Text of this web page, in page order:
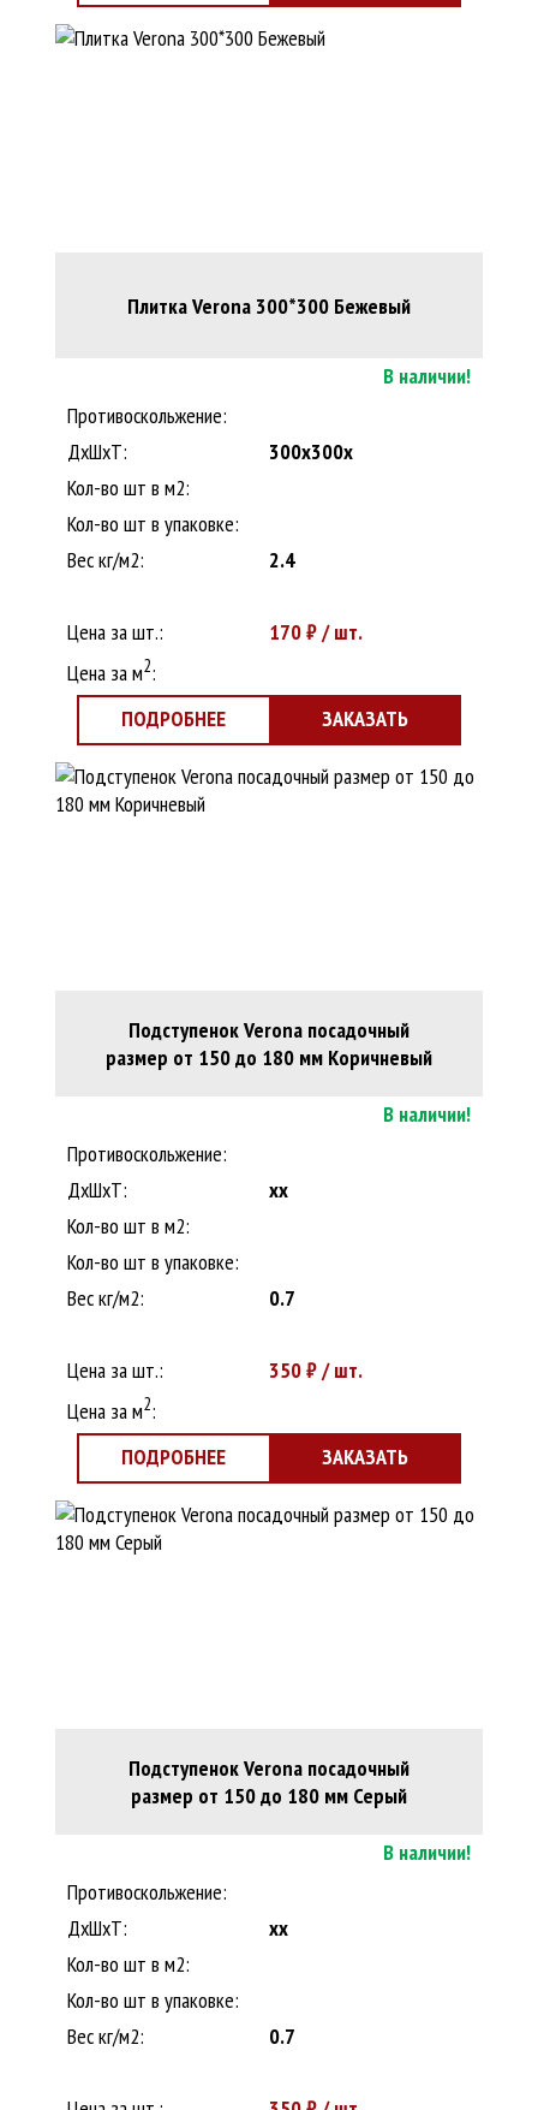
Плитка Verona 300*300 Бежевый
В наличии!
Противоскольжение:
ДxШхТ:
300x300x
Кол-во шт в м2:
Кол-во шт в упаковке:
Вес кг/м2:
2.4
Цена за шт.: 170₽ / шт.
Цена за м2:
ПОДРОБНЕЕ ЗАКАЗАТЬ
Подступенок Verona посадочный
размер от 150 до 180 мм Коричневый
В наличии!
Противоскольжение:
ДxШхТ:
xx
Кол-во шт в м2:
Кол-во шт в упаковке:
Вес кг/м2:
0.7
Цена за шт.: 350₽ / шт.
Цена за м2:
ПОДРОБНЕЕ ЗАКАЗАТЬ
Подступенок Verona посадочный
размер от 150 до 180 мм Серый
В наличии!
Противоскольжение:
ДxШхТ:
xx
Кол-во шт в м2:
Кол-во шт в упаковке:
Вес кг/м2:
0.7